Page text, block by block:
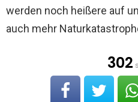
werden noch heißere auf
auch mehr
302